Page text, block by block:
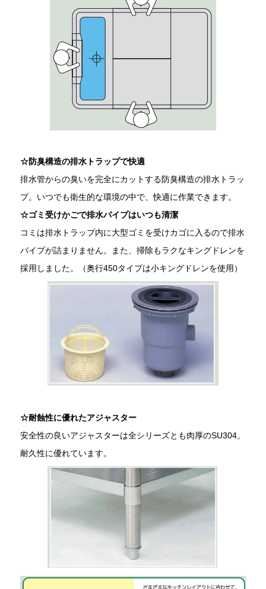
☆防臭構造の排水トラップで快適
排水管からの臭いを完全にカットする防臭構造の排水トラッ
プ。いつでも衛生的な環境の中で、快適に作業できます。
☆ゴミ受けかごで排水パイプはいつも清潔
コミは排水トラップ内に大型ゴミを受けカゴに入るので排水
バイプが詰まりません。また、掃除もラクなキングドレンを
採用しました。（奥行450タイプは小キングドレンを使用）
☆耐蝕性に優れたアジャスター
安全性の良いアジャスターは全シリーズとも肉厚のSU304。
耐久性に優れています。